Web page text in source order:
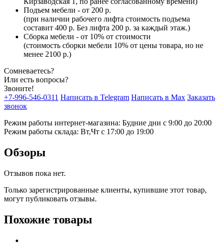
Подъем мебели - от 200 р.
(при наличии рабочего лифта стоимость подъема
составит 400 р. Без лифта 200 р. за каждый этаж.)
Сборка мебели - от 10% от стоимости
(стоимость сборки мебели 10% от цены товара, но не
менее 2100 р.)
Сомневаетесь?
Или есть вопросы?
Звоните!
+7-996-546-0311 Написать в Telegram Написать в Max Заказать
звонок
Режим работы интернет-магазина: Будние дни с 9:00 до 20:00
Режим работы склада: Вт,Чт с 17:00 до 19:00
Обзоры
Отзывов пока нет.
Только зарегистрированные клиенты, купившие этот товар,
могут публиковать отзывы.
Похожие товары